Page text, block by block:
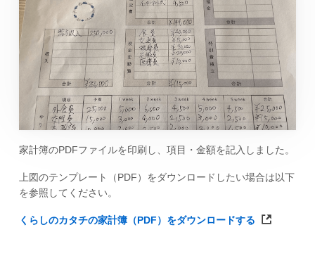
家計簿のPDFファイルを印刷し、項目・金額を記入しました。
上図のテンプレート（PDF）をダウンロードしたい場合は以下
を参照してください。
くらしのカタチの家計簿（PDF）をダウンロードする